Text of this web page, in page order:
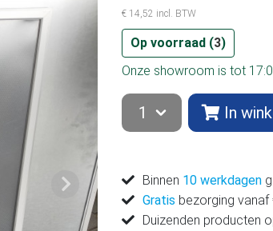
Volgende
€ 14,52 incl. BTW
Op voorraad (3)
Onze showroom is tot
In
Binnen 10 werkdagen
Gratis bezorging vanaf
Duizenden producten